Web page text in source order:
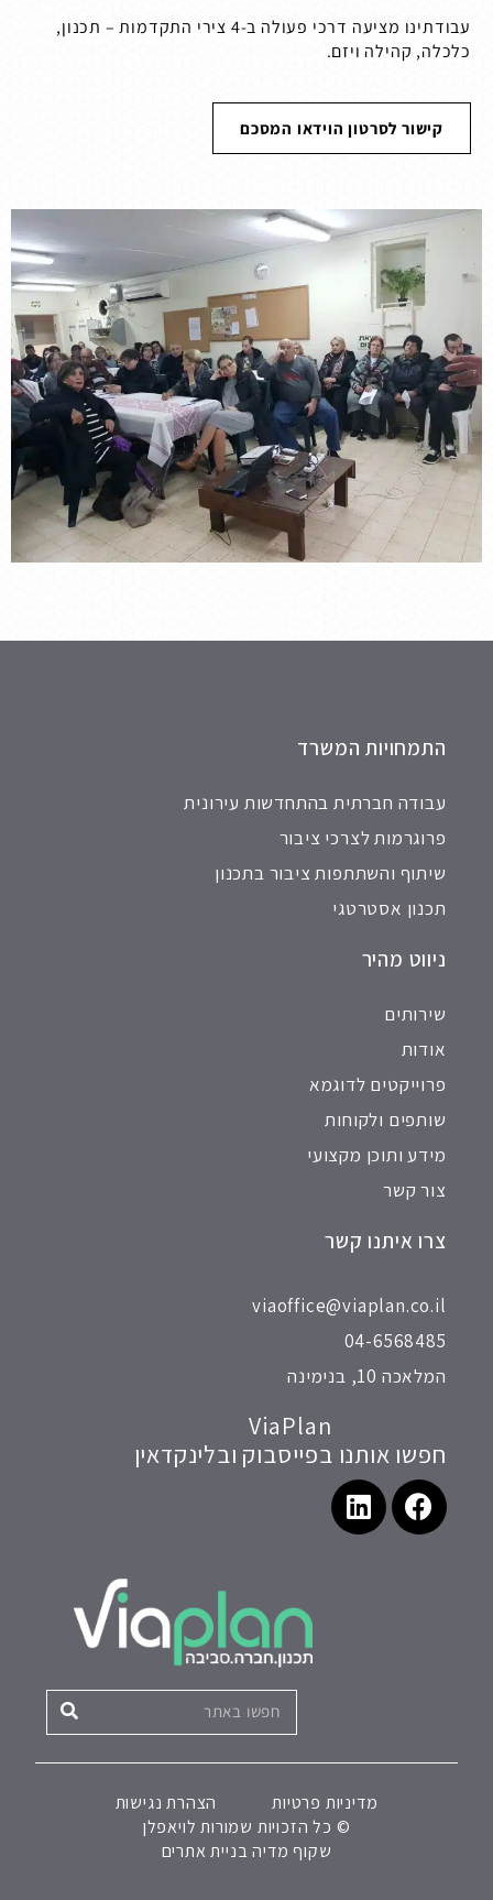
עבודתינו מציעה דרכי פעולה ב-4 צירי התקדמות – תכנון,
כלכלה, קהילה ויזם.
קישור לסרטון הוידאו המסכם
התמחויות המשרד
עבודה חברתית בהתחדשות עירונית
פרוגרמות לצרכי ציבור
שיתוף והשתתפות ציבור בתכנון
תכנון אסטרטגי
ניווט מהיר
שירותים
אודות
פרוייקטים לדוגמא
שותפים ולקוחות
מידע ותוכן מקצועי
צור קשר
צרו איתנו קשר
viaoffice@viaplan.co.il
04-6568485
המלאכה 10, בנימינה
ViaPlan
חפשו אותנו בפייסבוק ובלינקדאין
מדיניות פרטיות
הצהרת נגישות
© כל הזכויות שמורות לויאפלן
שקוף מדיה בניית אתרים